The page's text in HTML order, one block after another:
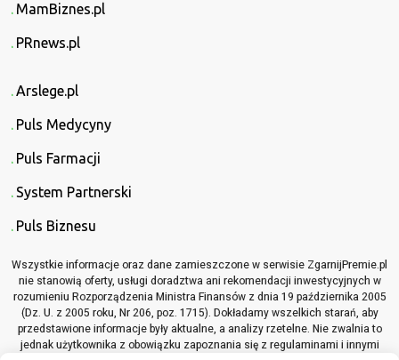
MamBiznes.pl
PRnews.pl
Arslege.pl
Puls Medycyny
Puls Farmacji
System Partnerski
Puls Biznesu
Wszystkie informacje oraz dane zamieszczone w serwisie ZgarnijPremie.pl
nie stanowią oferty, usługi doradztwa ani rekomendacji inwestycyjnych w
rozumieniu Rozporządzenia Ministra Finansów z dnia 19 października 2005
(Dz. U. z 2005 roku, Nr 206, poz. 1715). Dokładamy wszelkich starań, aby
przedstawione informacje były aktualne, a analizy rzetelne. Nie zwalnia to
jednak użytkownika z obowiązku zapoznania się z regulaminami i innymi